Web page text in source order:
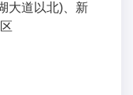
大道以北)、新